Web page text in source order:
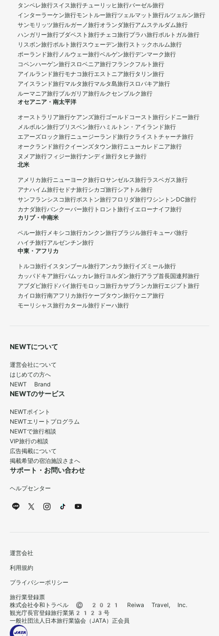
タンペレ旅行スイス旅行チューリッヒ旅行バーゼル旅行
インターラーケン旅行モントルー旅行ツェルマット旅行ルツェルン旅行
サンモリッツ旅行ルガーノ旅行オランダ旅行アムステルダム旅行
ハンガリー旅行ブダペスト旅行チェコ旅行プラハ旅行ポルトガル旅行
リスボン旅行ポルト旅行スウェーデン旅行ストックホルム旅行
ポーランド旅行ノルウェー旅行ベルゲン旅行デンマーク旅行
コペンハーゲン旅行スロベニア旅行フランクフルト旅行
アイルランド旅行モナコ旅行エストニア旅行タリン旅行
アイスランド旅行マルタ旅行マルタ島旅行スロバキア旅行
ルーマニア旅行ブルガリア旅行ルクセンブルク旅行
オセアニア・南太平洋
オーストラリア旅行ケアンズ旅行ゴールドコースト旅行シドニー旅行
メルボルン旅行ブリスベン旅行ハミルトン・アイランド旅行
エアーズロック旅行ニュージーランド旅行クライストチャーチ旅行
オークランド旅行クイーンズタウン旅行ニューカレドニア旅行
ヌメア旅行フィジー旅行ナンディ旅行タヒチ旅行
北米
アメリカ旅行ニューヨーク旅行ロサンゼルス旅行ラスベガス旅行
アナハイム旅行セドナ旅行シカゴ旅行シアトル旅行
サンフランシスコ旅行ボストン旅行フロリダ旅行ワシントンDC旅行
カナダ旅行バンクーバー旅行 トロント旅行イエローナイフ旅行
カリブ・中南米
ペルー旅行メキシコ旅行カンクン旅行ブラジル旅行キューバ旅行
ハイチ旅行アルゼンチン旅行
中東・アフリカ
トルコ旅行イスタンブール旅行アンカラ旅行イズミール旅行
カッパドキア旅行パムッカレ旅行ヨルダン旅行アラブ首長国連邦旅行
アブダビ旅行 ドバイ旅行モロッコ旅行カサブランカ旅行エジプト旅行
カイロ旅行南アフリカ旅行ケープタウン旅行ケニア旅行
モーリシャス旅行カタール旅行 ドーハ旅行
NEWTについて
運営会社について
はじめての方へ
NEWT Brand
NEWTのサービス
NEWTポイント
NEWTエリートプログラム
NEWTで旅行相談
VIP旅行の相談
広告掲載について
掲載希望の宿泊施設さまへ
サポート・お問い合わせ
ヘルプセンター
運営会社
利用規約
プライバシーポリシー
旅行業登録票
株式会社令和トラベル © 2021 Reiwa Travel, Inc.
観光庁長官登録旅行業第2123号
一般社団法人日本旅行業協会（JATA）正会員